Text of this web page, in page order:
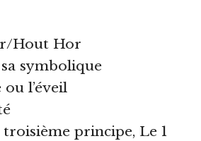
Hout Hor
symbolique
l’éveil
troisième principe, Le 1